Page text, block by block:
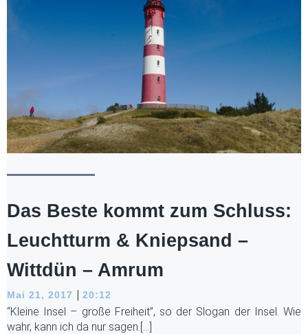
Das Beste kommt zum Schluss:
Leuchtturm & Kniepsand –
Wittdün – Amrum
Mai 21, 2017 | 20:12
“Kleine Insel – große Freiheit”, so der Slogan der Insel. Wie
wahr, kann ich da nur sagen.[…]